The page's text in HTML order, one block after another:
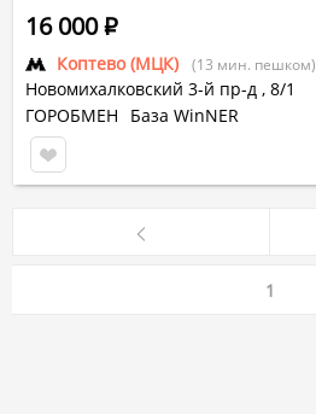
Коптево (МЦК) (13 мин. пешком)
Новомихалковский 3-й пр-д , 8/1
16 000Р
ГОРОБМЕН
База WinNER
1